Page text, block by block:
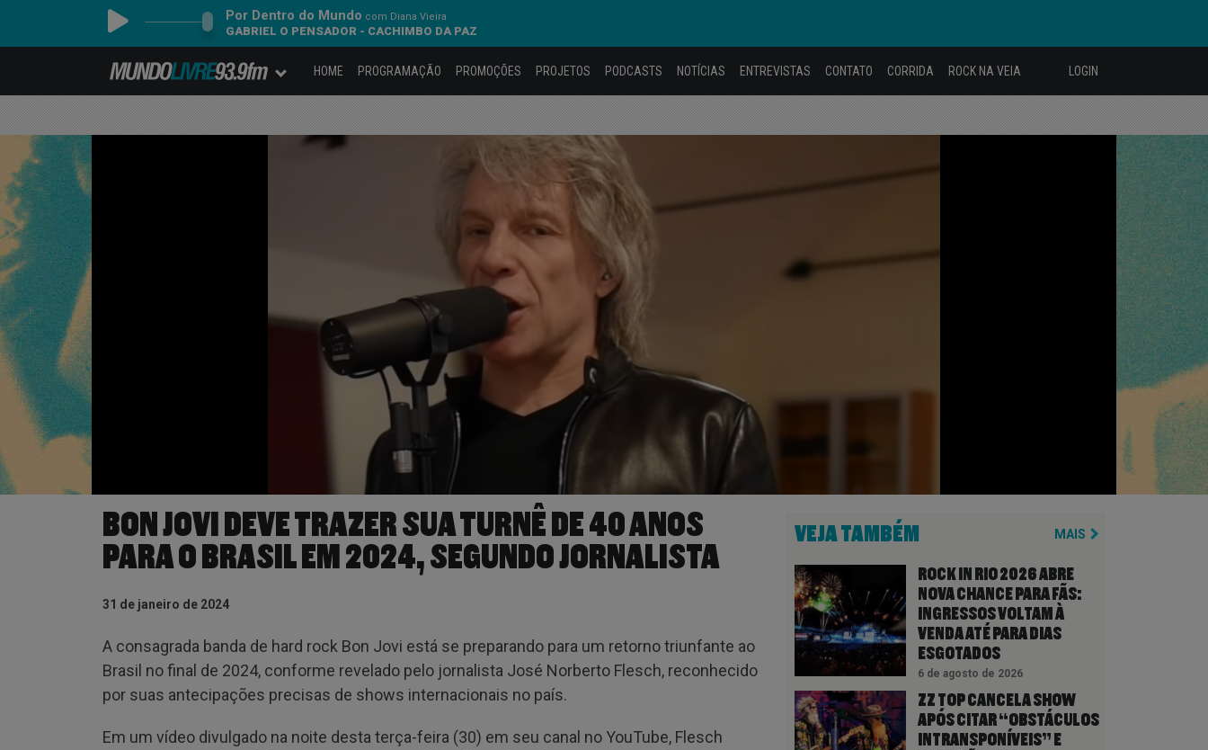
Por Dentro do Mundo com Diana Vieira
GABRIEL O PENSADOR - CACHIMBO DA PAZ
HOME PROGRAMAÇÃO PROMOÇÕES PROJETOS PODCASTS NOTÍCIAS ENTREVISTAS CONTATO CORRIDA ROCK NA VEIA LOGIN
BON JOVI DEVE TRAZER SUA TURNÊ DE 40 ANOS
PARA O BRASIL EM 2024, SEGUNDO JORNALISTA
31 de janeiro de 2024
A consagrada banda de hard rock Bon Jovi está se preparando para um retorno triunfante ao
Brasil no final de 2024, conforme revelado pelo jornalista José Norberto Flesch, reconhecido
por suas antecipações precisas de shows internacionais no país.
Em um vídeo divulgado na noite desta terça-feira (30) em seu canal no YouTube, Flesch
VEJA TAMBÉM MAIS
ROCK IN RIO 2026 ABRE
NOVA CHANCE PARA FÃS:
INGRESSOS VOLTAM À
VENDA ATÉ PARA DIAS
ESGOTADOS
6 de agosto de 2026
ZZ TOP CANCELA SHOW
APÓS CITAR “OBSTÁCULOS
INTRANSPONÍVEIS” E